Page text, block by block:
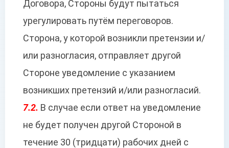
Договора, Стороны будут пытаться
урегулировать путём переговоров.
Сторона, у которой возникли претензии и/
или разногласия, отправляет другой
Стороне уведомление с указанием
возникших претензий и/или разногласий.
7.2. В случае если ответ на уведомление
не будет получен другой Стороной в
течение 30 (тридцати) рабочих дней с